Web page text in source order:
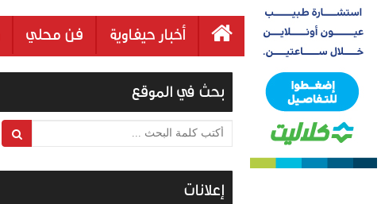
أخبار حيفاوية فن محلي
بحث في الموقع
أكتب كلمة البحث ...
إعلانات